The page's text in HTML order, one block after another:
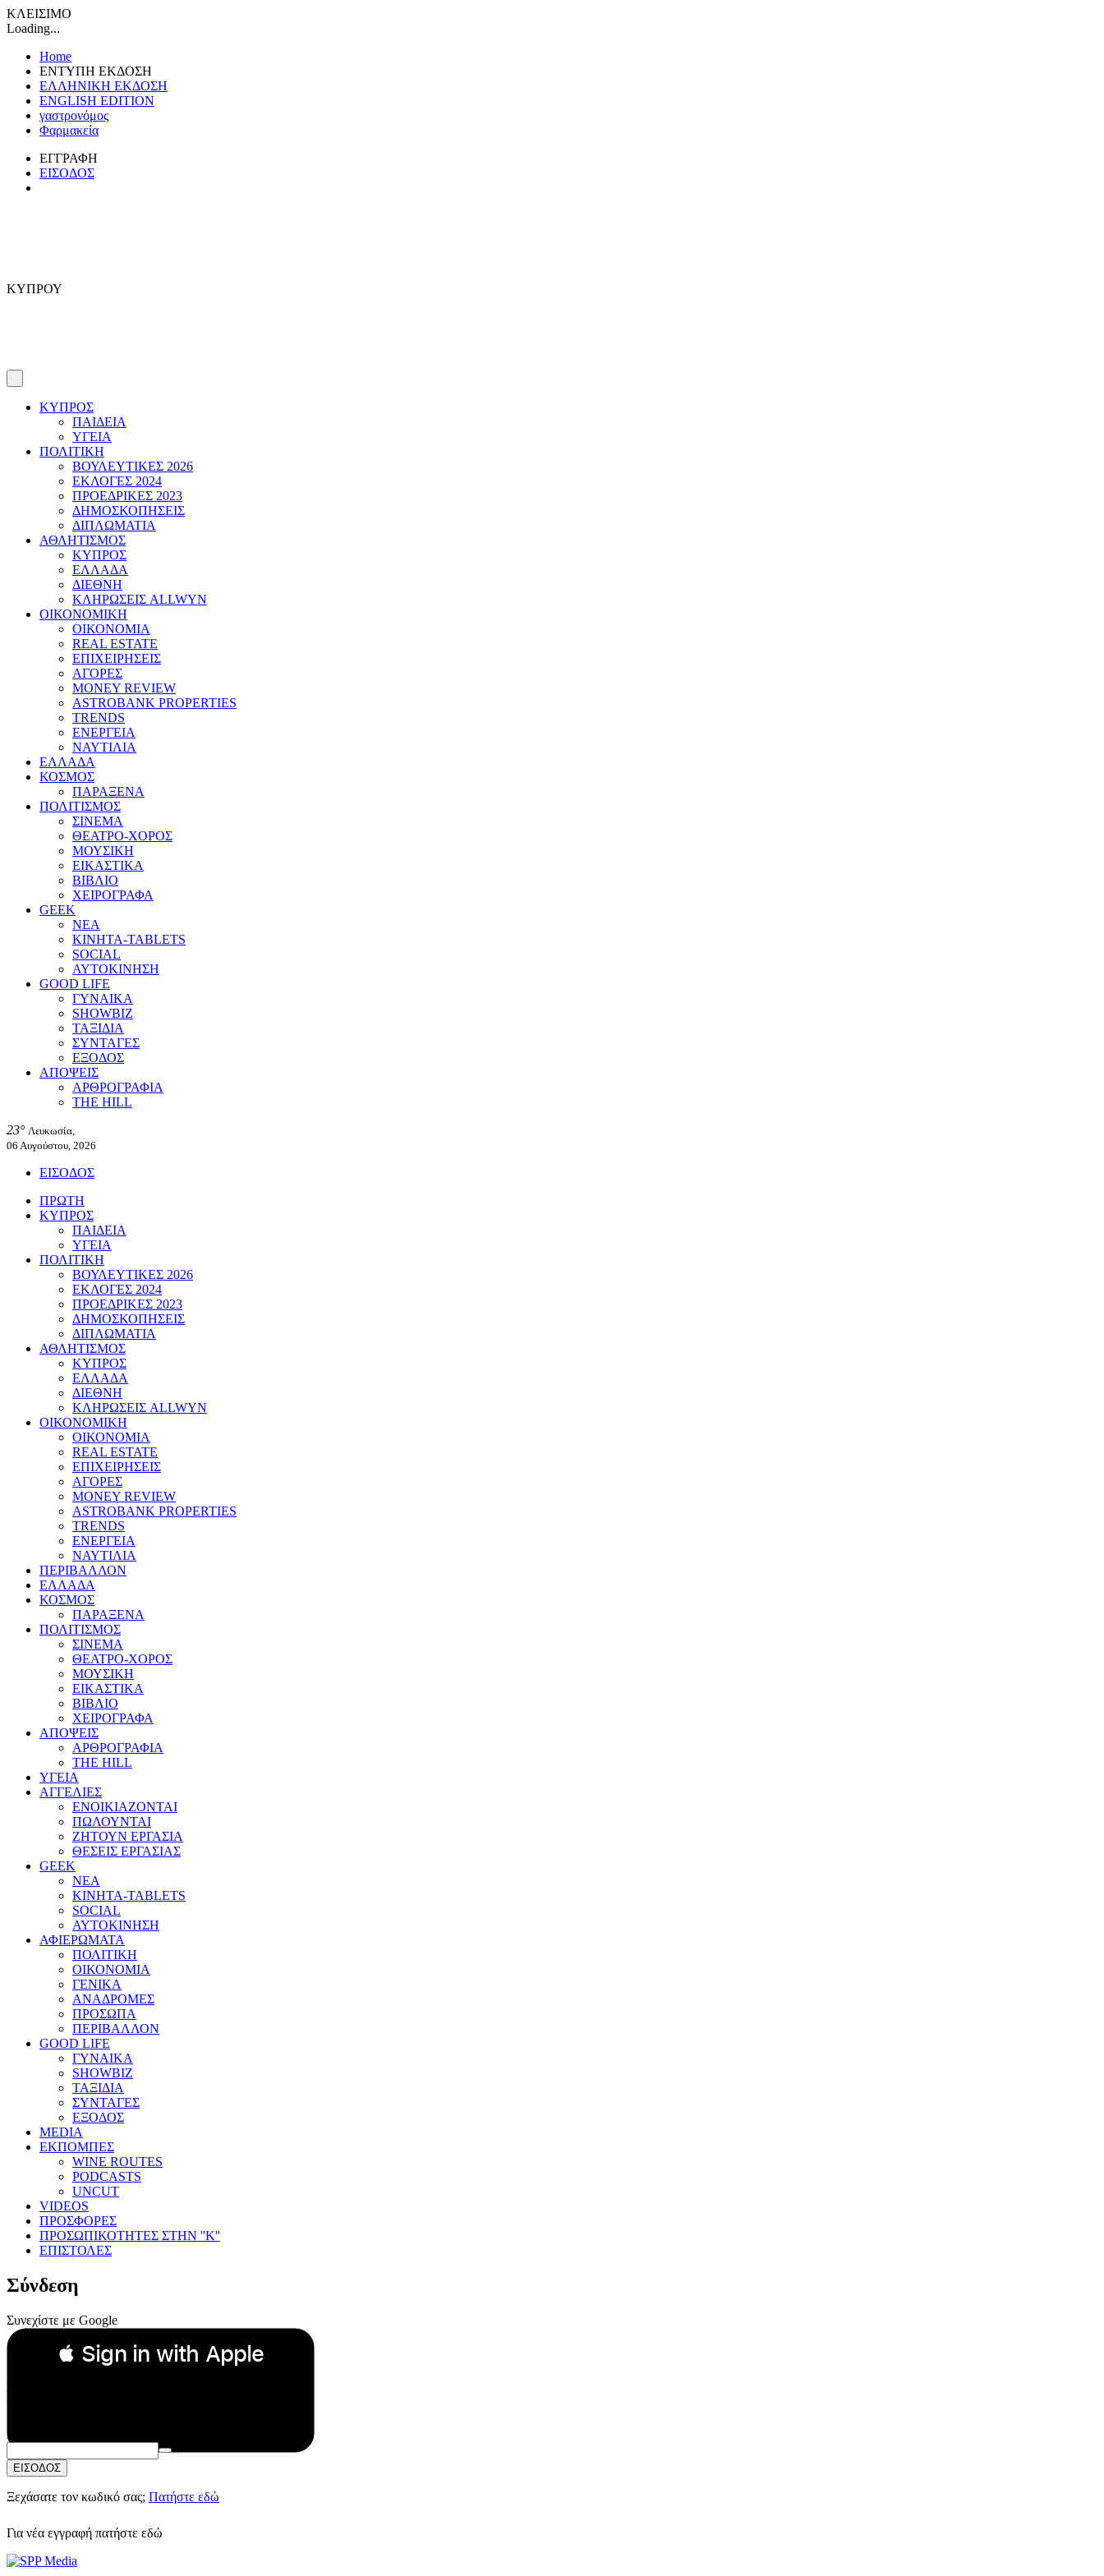
ΚΛΕΙΣΙΜΟ
Loading...
Home
ΕΝΤΥΠΗ ΕΚΔΟΣΗ
ΕΛΛΗΝΙΚΗ ΕΚΔΟΣΗ
ENGLISH EDITION
γαστρονόμος
Φαρμακεία
ΕΓΓΡΑΦΗ
ΕΙΣΟΔΟΣ
ΚΥΠΡΟΥ
ΚΥΠΡΟΣ
ΠΑΙΔΕΙΑ
ΥΓΕΙΑ
ΠΟΛΙΤΙΚΗ
ΒΟΥΛΕΥΤΙΚΕΣ 2026
ΕΚΛΟΓΕΣ 2024
ΠΡΟΕΔΡΙΚΕΣ 2023
ΔΗΜΟΣΚΟΠΗΣΕΙΣ
ΔΙΠΛΩΜΑΤΙΑ
ΑΘΛΗΤΙΣΜΟΣ
ΚΥΠΡΟΣ
ΕΛΛΑΔΑ
ΔΙΕΘΝΗ
ΚΛΗΡΩΣΕΙΣ ALLWYN
ΟΙΚΟΝΟΜΙΚΗ
ΟΙΚΟΝΟΜΙΑ
REAL ESTATE
ΕΠΙΧΕΙΡΗΣΕΙΣ
ΑΓΟΡΕΣ
MONEY REVIEW
ASTROBANK PROPERTIES
TRENDS
ΕΝΕΡΓΕΙΑ
ΝΑΥΤΙΛΙΑ
ΕΛΛΑΔΑ
ΚΟΣΜΟΣ
ΠΑΡΑΞΕΝΑ
ΠΟΛΙΤΙΣΜΟΣ
ΣΙΝΕΜΑ
ΘΕΑΤΡΟ-ΧΟΡΟΣ
ΜΟΥΣΙΚΗ
ΕΙΚΑΣΤΙΚΑ
ΒΙΒΛΙΟ
ΧΕΙΡΟΓΡΑΦΑ
GEEK
ΝΕΑ
ΚΙΝΗΤΑ-TABLETS
SOCIAL
ΑΥΤΟΚΙΝΗΣΗ
GOOD LIFE
ΓΥΝΑΙΚΑ
SHOWBIZ
ΤΑΞΙΔΙΑ
ΣΥΝΤΑΓΕΣ
ΕΞΟΔΟΣ
ΑΠΟΨΕΙΣ
ΑΡΘΡΟΓΡΑΦΙΑ
THE HILL
23° Λευκωσία,
06 Αυγούστου, 2026
ΕΙΣΟΔΟΣ
ΠΡΩΤΗ
ΚΥΠΡΟΣ
ΠΑΙΔΕΙΑ
ΥΓΕΙΑ
ΠΟΛΙΤΙΚΗ
ΒΟΥΛΕΥΤΙΚΕΣ 2026
ΕΚΛΟΓΕΣ 2024
ΠΡΟΕΔΡΙΚΕΣ 2023
ΔΗΜΟΣΚΟΠΗΣΕΙΣ
ΔΙΠΛΩΜΑΤΙΑ
ΑΘΛΗΤΙΣΜΟΣ
ΚΥΠΡΟΣ
ΕΛΛΑΔΑ
ΔΙΕΘΝΗ
ΚΛΗΡΩΣΕΙΣ ALLWYN
ΟΙΚΟΝΟΜΙΚΗ
ΟΙΚΟΝΟΜΙΑ
REAL ESTATE
ΕΠΙΧΕΙΡΗΣΕΙΣ
ΑΓΟΡΕΣ
MONEY REVIEW
ASTROBANK PROPERTIES
TRENDS
ΕΝΕΡΓΕΙΑ
ΝΑΥΤΙΛΙΑ
ΠΕΡΙΒΑΛΛΟΝ
ΕΛΛΑΔΑ
ΚΟΣΜΟΣ
ΠΑΡΑΞΕΝΑ
ΠΟΛΙΤΙΣΜΟΣ
ΣΙΝΕΜΑ
ΘΕΑΤΡΟ-ΧΟΡΟΣ
ΜΟΥΣΙΚΗ
ΕΙΚΑΣΤΙΚΑ
ΒΙΒΛΙΟ
ΧΕΙΡΟΓΡΑΦΑ
ΑΠΟΨΕΙΣ
ΑΡΘΡΟΓΡΑΦΙΑ
THE HILL
ΥΓΕΙΑ
ΑΓΓΕΛΙΕΣ
ΕΝΟΙΚΙΑΖΟΝΤΑΙ
ΠΩΛΟΥΝΤΑΙ
ΖΗΤΟΥΝ ΕΡΓΑΣΙΑ
ΘΕΣΕΙΣ ΕΡΓΑΣΙΑΣ
GEEK
ΝΕΑ
ΚΙΝΗΤΑ-TABLETS
SOCIAL
ΑΥΤΟΚΙΝΗΣΗ
ΑΦΙΕΡΩΜΑΤΑ
ΠΟΛΙΤΙΚΗ
ΟΙΚΟΝΟΜΙΑ
ΓΕΝΙΚΑ
ΑΝΑΔΡΟΜΕΣ
ΠΡΟΣΩΠΑ
ΠΕΡΙΒΑΛΛΟΝ
GOOD LIFE
ΓΥΝΑΙΚΑ
SHOWBIZ
ΤΑΞΙΔΙΑ
ΣΥΝΤΑΓΕΣ
ΕΞΟΔΟΣ
MEDIA
ΕΚΠΟΜΠΕΣ
WINE ROUTES
PODCASTS
UNCUT
VIDEOS
ΠΡΟΣΦΟΡΕΣ
ΠΡΟΣΩΠΙΚΟΤΗΤΕΣ ΣΤΗΝ ''Κ''
ΕΠΙΣΤΟΛΕΣ
Σύνδεση
Συνεχίστε με Google
 Sign in with Apple
Συνεχίστε με Apple
ή
Email:
Κωδικός Πρόσβασης:
ΕΙΣΟΔΟΣ
Ξεχάσατε τον κωδικό σας; Πατήστε εδώ
Για νέα εγγραφή πατήστε εδώ